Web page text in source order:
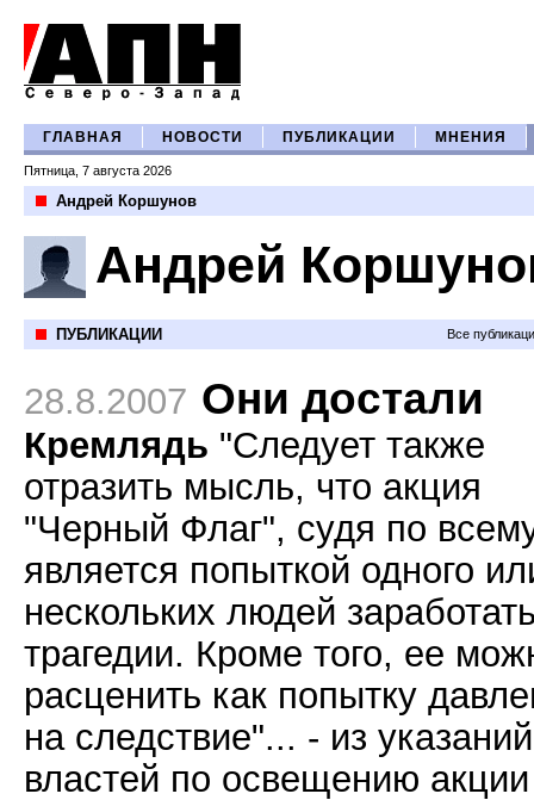
ГЛАВНАЯ НОВОСТИ ПУБЛИКАЦИИ МНЕНИЯ
Пятница, 7 августа 2026
Андрей Коршунов
Андрей
ПУБЛИКАЦИИ Все
28.8.2007 Они достали
Кремлядь "Следует также
отразить мысль, что акция
"Черный Флаг", судя по
является попыткой одного
нескольких людей
трагедии. Кроме того, ее
расценить как попытку
на следствие"... - из указаний
властей по освещению акции